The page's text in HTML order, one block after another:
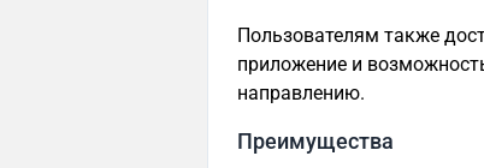
Пользователям также
приложение и
направлению.
Преимущества